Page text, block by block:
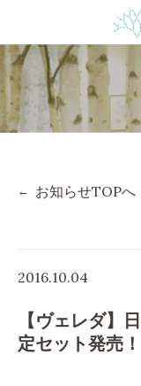
お知らせTOPへ
2016.10.04
【ヴェレダ】
定セット発売